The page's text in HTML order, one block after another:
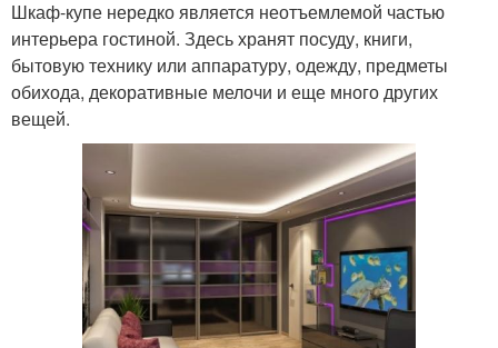
Шкаф-купе нередко является неотъемлемой частью
интерьера гостиной. Здесь хранят посуду, книги,
бытовую технику или аппаратуру, одежду, предметы
обихода, декоративные мелочи и еще много других
вещей.